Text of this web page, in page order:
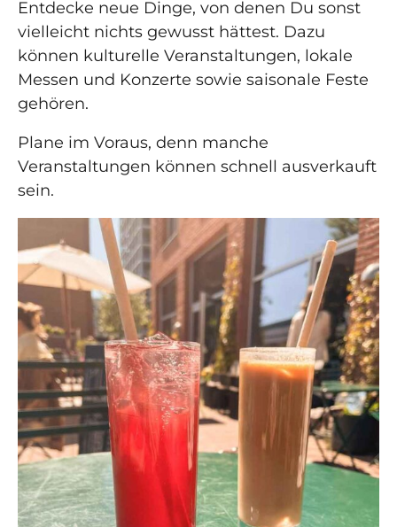
Entdecke neue Dinge, von denen Du sonst
vielleicht nichts gewusst hättest. Dazu
können kulturelle Veranstaltungen, lokale
Messen und Konzerte sowie saisonale Feste
gehören.
Plane im Voraus, denn manche
Veranstaltungen können schnell ausverkauft
sein.